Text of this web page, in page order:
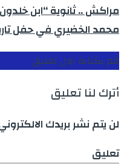
مراكش .. ثانوية “ابن
محمد الخضيري في حفل
قم بكتابة اول تعليق
أترك لنا تعليق
لن يتم نشر بريدك
تعليق